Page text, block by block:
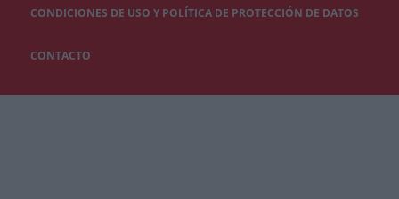
CONDICIONES DE USO Y POLÍTICA DE PROTECCIÓN DE DATOS
CONTACTO